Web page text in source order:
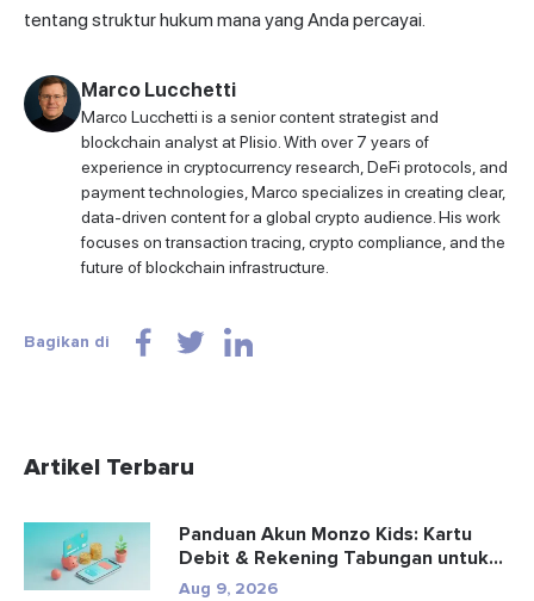
tentang struktur hukum mana yang Anda percayai.
Marco Lucchetti
Marco Lucchetti is a senior content strategist and
blockchain analyst at Plisio. With over 7 years of
experience in cryptocurrency research, DeFi protocols, and
payment technologies, Marco specializes in creating clear,
data-driven content for a global crypto audience. His work
focuses on transaction tracing, crypto compliance, and the
future of blockchain infrastructure.
Bagikan di
Artikel Terbaru
Panduan Akun Monzo Kids: Kartu
Debit & Rekening Tabungan untuk...
Aug 9, 2026